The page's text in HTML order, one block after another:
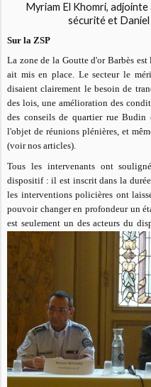
Myriam El Khomri, adjointe
sécurité et Daniel
Sur la ZSP
La zone de la Goutte d'or Barbès
ait mis en place. Le secteur le
disaient clairement le besoin de
des lois, une amélioration des
des conseils de quartier rue Budin
l'objet de réunions plénières, et
(voir nos articles).
Tous les intervenants ont
dispositif : il est inscrit dans la
les interventions policières ont
pouvoir changer en profondeur un
est seulement un des acteurs du